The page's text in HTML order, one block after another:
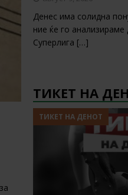
Денес има солидна
ние ќе го анализираме
Суперлига […]
ТИКЕТ НА
ТИКЕТ НА ДЕНОТ